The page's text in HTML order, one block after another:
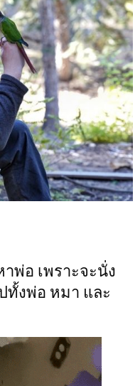
พ่อ เพราะจะนั่ง
ทั้งพ่อ หมา และ